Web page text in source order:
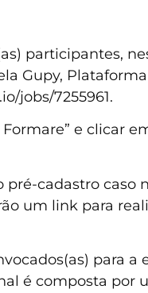
participantes,
Gupy,
jobs/7255961.
e clicar
cadastro caso
um link para
para a
é composta por